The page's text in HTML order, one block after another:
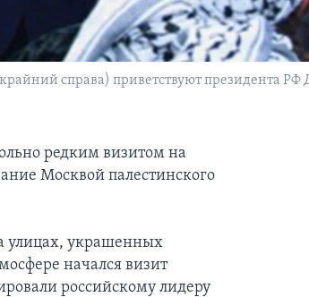
справа) приветствуют президента РФ
редким визитом на
Москвой палестинского
улицах, украшенных
начался визит
российскому лидеру